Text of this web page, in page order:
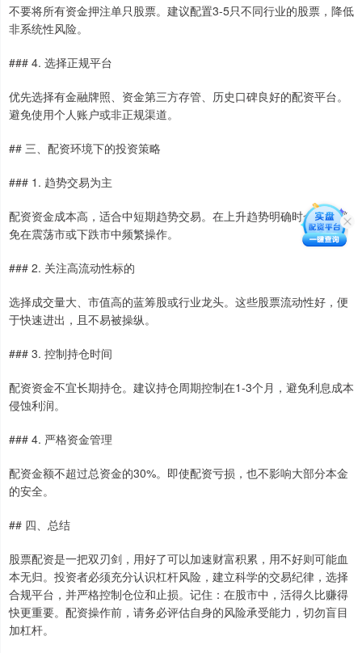
不要将所有资金押注单只股票。建议配置3-5只不同行业的股票，降低
非系统性风险。
### 4. 选择正规平台
优先选择有金融牌照、资金第三方存管、历史口碑良好的配资平台。
避免使用个人账户或非正规渠道。
## 三、配资环境下的投资策略
### 1. 趋势交易为主
配资资金成本高，适合中短期趋势交易。在上升趋势明确时介入，避
免在震荡市或下跌市中频繁操作。
### 2. 关注高流动性标的
选择成交量大、市值高的蓝筹股或行业龙头。这些股票流动性好，便
于快速进出，且不易被操纵。
### 3. 控制持仓时间
配资资金不宜长期持仓。建议持仓周期控制在1-3个月，避免利息成本
侵蚀利润。
### 4. 严格资金管理
配资金额不超过总资金的30%。即使配资亏损，也不影响大部分本金
的安全。
## 四、总结
股票配资是一把双刃剑，用好了可以加速财富积累，用不好则可能血
本无归。投资者必须充分认识杠杆风险，建立科学的交易纪律，选择
合规平台，并严格控制仓位和止损。记住：在股市中，活得久比赚得
快更重要。配资操作前，请务必评估自身的风险承受能力，切勿盲目
加杠杆。